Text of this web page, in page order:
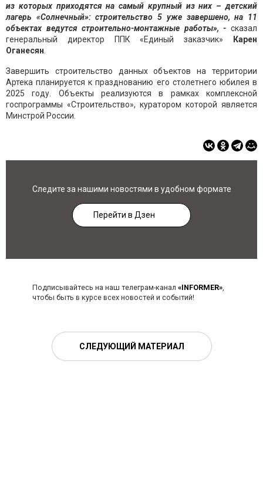
из которых приходятся на самый крупный из них – детский
лагерь «Солнечный»: строительство 5 уже завершено, на 11
объектах ведутся строительно-монтажные работы», - сказал
генеральный директор ППК «Единый заказчик»
Карен
Оганесян
Завершить строительство данных объектов на территории
Артека планируется к празднованию его столетнего юбилея в
2025 году. Объекты реализуются в рамках комплексной
госпрограммы «Строительство», куратором которой является
Минстрой России.
Следите за нашими новостями в удобном формате
Перейти в Дзен
Подписывайтесь на наш телеграм-канал «INFORMER»,
чтобы быть в курсе всех новостей и событий!
СЛЕДУЮЩИЙ МАТЕРИАЛ